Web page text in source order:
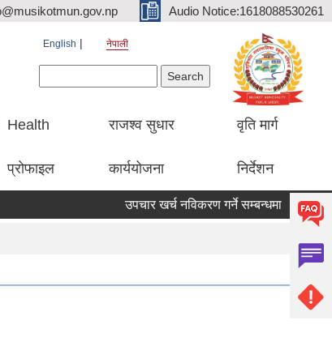
Audio Notice:1618088530261
English नेपाली
Health
प्रोफाइल
राजश्व सुधार
कार्ययोजना
वृति मार्ग
निर्देशन
उपचार खर्च नविकरण गर्ने सम्बन्धमा